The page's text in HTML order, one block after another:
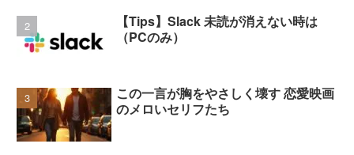
【Tips】Slack 未読が消えない時は
（PCのみ）
この一言が胸をやさしく壊す 恋愛映画
のメロいセリフたち